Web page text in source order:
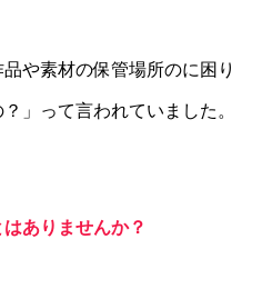
や素材の保管場所のに困り
」って言われていました。
ありませんか？